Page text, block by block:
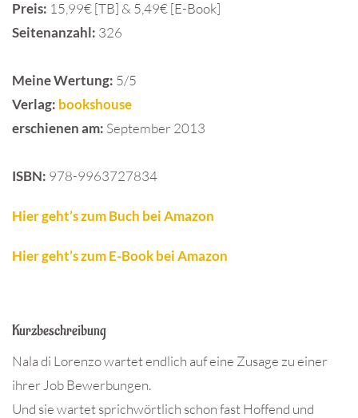
Preis: 15,99€ [TB] & 5,49€ [E-Book]
Seitenanzahl: 326
Meine Wertung: 5/5
Verlag: bookshouse
erschienen am: September 2013
ISBN: 978-9963727834
Hier geht’s zum Buch bei Amazon
Hier geht’s zum E-Book bei Amazon
Kurzbeschreibung
Nala di Lorenzo wartet endlich auf eine Zusage zu einer
ihrer Job Bewerbungen.
Und sie wartet sprichwörtlich schon fast Hoffend und